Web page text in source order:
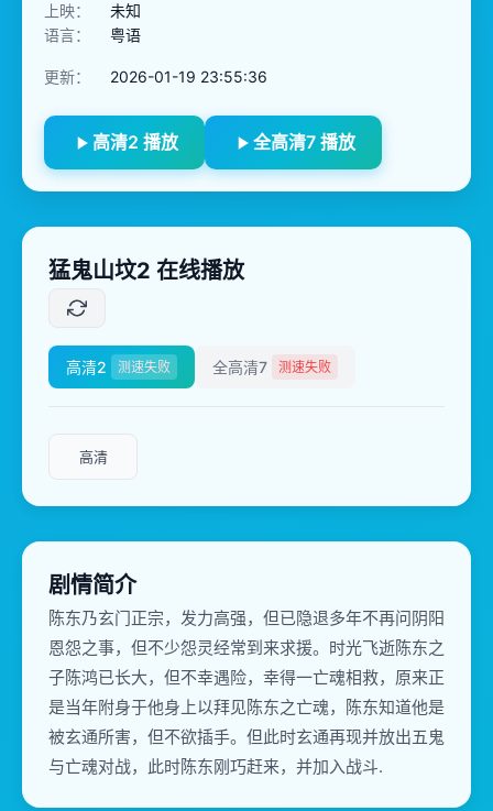
上映：
未知
语言：
粤语
更新： 2026-01-19 23:55:36
高清2 播放 全高清7 播放
猛鬼山坟2 在线播放
高清2 测速失败 全高清7 测速失败
高清
剧情简介
陈东乃玄门正宗，发力高强，但已隐退多年不再问阴阳
恩怨之事，但不少怨灵经常到来求援。时光飞逝陈东之
子陈鸿已长大，但不幸遇险，幸得一亡魂相救，原来正
是当年附身于他身上以拜见陈东之亡魂，陈东知道他是
被玄通所害，但不欲插手。但此时玄通再现并放出五鬼
与亡魂对战，此时陈东刚巧赶来，并加入战斗.